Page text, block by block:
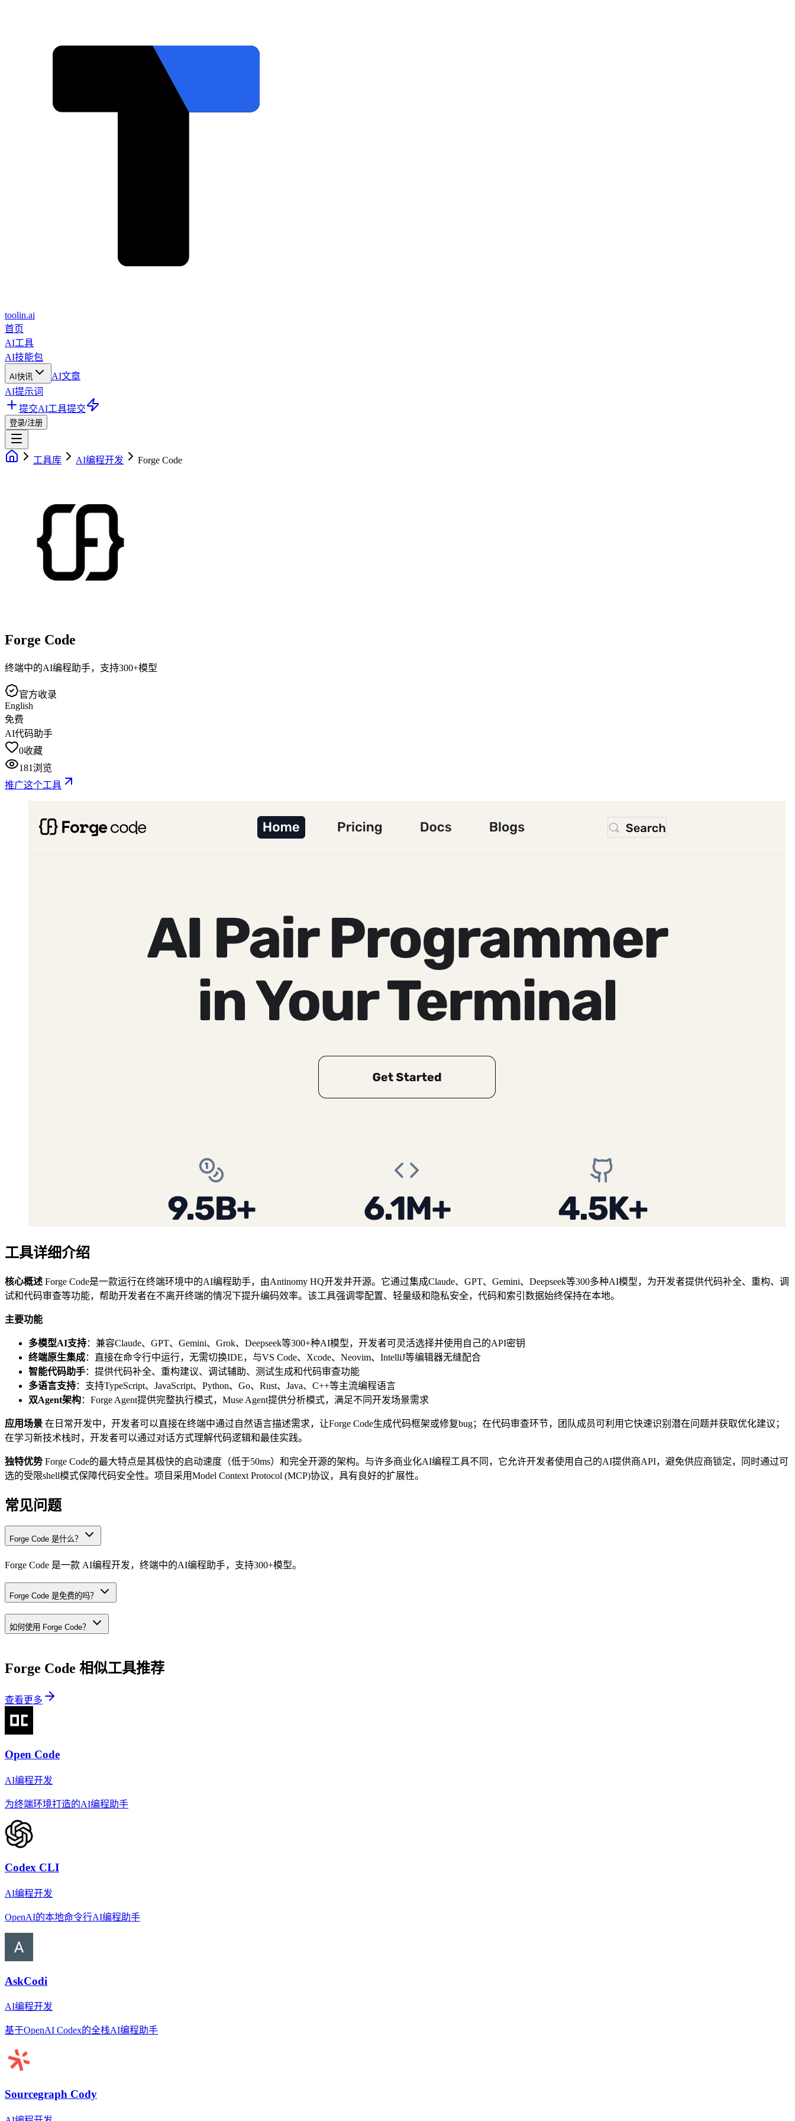
toolin.ai
首页
AI工具
AI技能包
AI快讯
AI文章
AI提示词
提交AI工具提交
登录/注册
工具库 AI编程开发 Forge Code
Forge Code
终端中的AI编程助手，支持300+模型
官方收录
English
免费
AI代码助手
0收藏
181 浏览
推广这个工具
工具详细介绍
核心概述 Forge Code是一款运行在终端环境中的AI编程助手，由Antinomy HQ开发并开源。它通过集成Claude、GPT、Gemini、Deepseek等300多种AI模型，为开发者提供代码补全、重构、调
试和代码审查等功能，帮助开发者在不离开终端的情况下提升编码效率。该工具强调零配置、轻量级和隐私安全，代码和索引数据始终保持在本地。
主要功能
多模型AI支持：兼容Claude、GPT、Gemini、Grok、Deepseek等300+种AI模型，开发者可灵活选择并使用自己的API密钥
终端原生集成：直接在命令行中运行，无需切换IDE，与VS Code、Xcode、Neovim、IntelliJ等编辑器无缝配合
智能代码助手：提供代码补全、重构建议、调试辅助、测试生成和代码审查功能
多语言支持：支持TypeScript、JavaScript、Python、Go、Rust、Java、C++等主流编程语言
双Agent架构：Forge Agent提供完整执行模式，Muse Agent提供分析模式，满足不同开发场景需求
应用场景 在日常开发中，开发者可以直接在终端中通过自然语言描述需求，让Forge Code生成代码框架或修复bug；在代码审查环节，团队成员可利用它快速识别潜在问题并获取优化建议；
在学习新技术栈时，开发者可以通过对话方式理解代码逻辑和最佳实践。
独特优势 Forge Code的最大特点是其极快的启动速度（低于50ms）和完全开源的架构。与许多商业化AI编程工具不同，它允许开发者使用自己的AI提供商API，避免供应商锁定，同时通过可
选的受限shell模式保障代码安全性。项目采用Model Context Protocol (MCP)协议，具有良好的扩展性。
常见问题
Forge Code 是什么？
Forge Code 是一款 AI编程开发，终端中的AI编程助手，支持300+模型。
Forge Code 是免费的吗？
如何使用 Forge Code？
Forge Code 相似工具推荐
查看更多
Open Code
AI编程开发
为终端环境打造的AI编程助手
Codex CLI
AI编程开发
OpenAI的本地命令行AI编程助手
AskCodi
AI编程开发
基于OpenAI Codex的全栈AI编程助手
Sourcegraph Cody